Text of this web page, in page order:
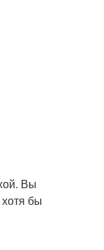
Вы
бы